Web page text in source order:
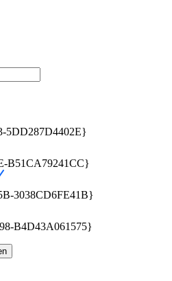
5DD287D4402E}
B51CA79241CC}
3038CD6FE41B}
B4D43A061575}